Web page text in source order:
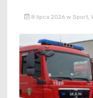
8 lipca 2026 w Sport,